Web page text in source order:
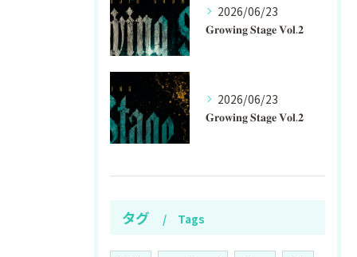
2026/06/23
𝐆𝐫𝐨𝐰𝐢𝐧𝐠 𝐒𝐭𝐚𝐠𝐞 𝐕𝐨𝐥.𝟐
2026/06/23
𝐆𝐫𝐨𝐰𝐢𝐧𝐠 𝐒𝐭𝐚𝐠𝐞 𝐕𝐨𝐥.𝟐
タグ Tags